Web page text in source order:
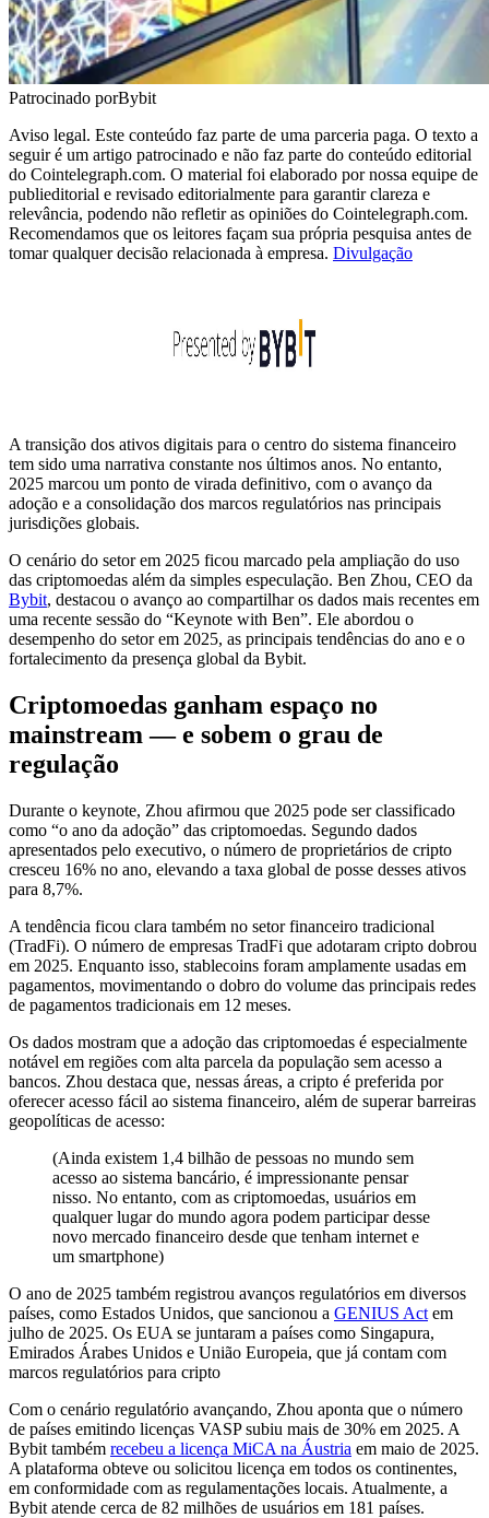
Patrocinado porBybit
Aviso legal. Este conteúdo faz parte de uma parceria paga. O texto a
seguir é um artigo patrocinado e não faz parte do conteúdo editorial
do Cointelegraph.com. O material foi elaborado por nossa equipe de
publieditorial e revisado editorialmente para garantir clareza e
relevância, podendo não refletir as opiniões do Cointelegraph.com.
Recomendamos que os leitores façam sua própria pesquisa antes de
tomar qualquer decisão relacionada à empresa. Divulgação
A transição dos ativos digitais para o centro do sistema financeiro
tem sido uma narrativa constante nos últimos anos. No entanto,
2025 marcou um ponto de virada definitivo, com o avanço da
adoção e a consolidação dos marcos regulatórios nas principais
jurisdições globais.
O cenário do setor em 2025 ficou marcado pela ampliação do uso
das criptomoedas além da simples especulação. Ben Zhou, CEO da
Bybit, destacou o avanço ao compartilhar os dados mais recentes em
uma recente sessão do “Keynote with Ben”. Ele abordou o
desempenho do setor em 2025, as principais tendências do ano e o
fortalecimento da presença global da Bybit.
Criptomoedas ganham espaço no
mainstream — e sobem o grau de
regulação
Durante o keynote, Zhou afirmou que 2025 pode ser classificado
como “o ano da adoção” das criptomoedas. Segundo dados
apresentados pelo executivo, o número de proprietários de cripto
cresceu 16% no ano, elevando a taxa global de posse desses ativos
para 8,7%.
A tendência ficou clara também no setor financeiro tradicional
(TradFi). O número de empresas TradFi que adotaram cripto dobrou
em 2025. Enquanto isso, stablecoins foram amplamente usadas em
pagamentos, movimentando o dobro do volume das principais redes
de pagamentos tradicionais em 12 meses.
Os dados mostram que a adoção das criptomoedas é especialmente
notável em regiões com alta parcela da população sem acesso a
bancos. Zhou destaca que, nessas áreas, a cripto é preferida por
oferecer acesso fácil ao sistema financeiro, além de superar barreiras
geopolíticas de acesso:
(Ainda existem 1,4 bilhão de pessoas no mundo sem
acesso ao sistema bancário, é impressionante pensar
nisso. No entanto, com as criptomoedas, usuários em
qualquer lugar do mundo agora podem participar desse
novo mercado financeiro desde que tenham internet e
um smartphone)
O ano de 2025 também registrou avanços regulatórios em diversos
países, como Estados Unidos, que sancionou a GENIUS Act em
julho de 2025. Os EUA se juntaram a países como Singapura,
Emirados Árabes Unidos e União Europeia, que já contam com
marcos regulatórios para cripto
Com o cenário regulatório avançando, Zhou aponta que o número
de países emitindo licenças VASP subiu mais de 30% em 2025. A
Bybit também recebeu a licença MiCA na Áustria em maio de 2025.
A plataforma obteve ou solicitou licença em todos os continentes,
em conformidade com as regulamentações locais. Atualmente, a
Bybit atende cerca de 82 milhões de usuários em 181 países.